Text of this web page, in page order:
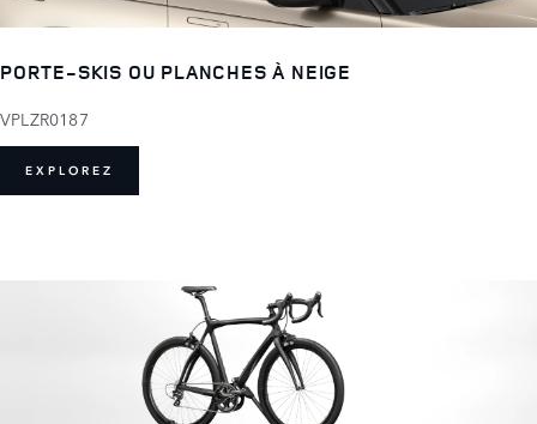
PORTE-SKIS OU PLANCHES À NEIGE
VPLZR0187
EXPLOREZ